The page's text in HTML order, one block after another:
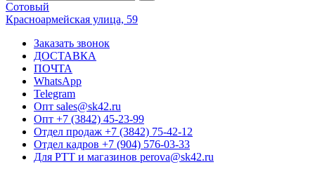
Сотовый
Красноармейская улица, 59
Заказать звонок
ДОСТАВКА
ПОЧТА
WhatsApp
Telegram
Опт sales@sk42.ru
Опт +7 (3842) 45-23-99
Отдел продаж +7 (3842) 75-42-12
Отдел кадров +7 (904) 576-03-33
Для РТТ и магазинов perova@sk42.ru